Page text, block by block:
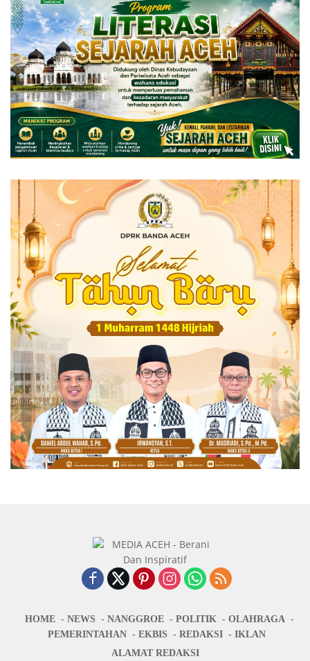
HOME NEWS NANGGROE POLITIK
OLAHRAGA
PEMERINTAHAN
EKBIS REDAKSI
IKLAN
ALAMAT REDAKSI